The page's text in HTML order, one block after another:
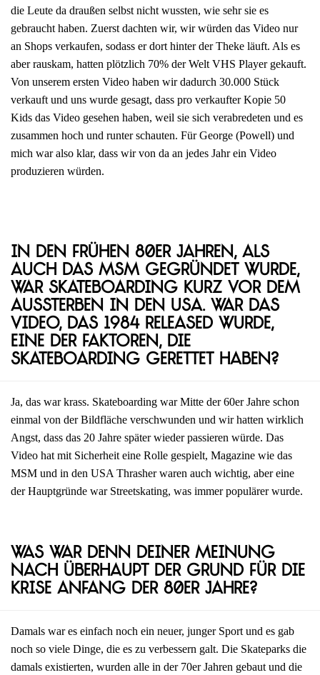
die Leute da draußen selbst nicht wussten, wie sehr sie es
gebraucht haben. Zuerst dachten wir, wir würden das Video nur
an Shops verkaufen, sodass er dort hinter der Theke läuft. Als es
aber rauskam, hatten plötzlich 70% der Welt VHS Player gekauft.
Von unserem ersten Video haben wir dadurch 30.000 Stück
verkauft und uns wurde gesagt, dass pro verkaufter Kopie 50
Kids das Video gesehen haben, weil sie sich verabredeten und es
zusammen hoch und runter schauten. Für George (Powell) und
mich war also klar, dass wir von da an jedes Jahr ein Video
produzieren würden.
In den frühen 80er Jahren, als
auch das MSM gegründet wurde,
war Skateboarding kurz vor dem
Aussterben in den USA. War das
Video, das 1984 released wurde,
eine der Faktoren, die
Skateboarding gerettet haben?
Ja, das war krass. Skateboarding war Mitte der 60er Jahre schon
einmal von der Bildfläche verschwunden und wir hatten wirklich
Angst, dass das 20 Jahre später wieder passieren würde. Das
Video hat mit Sicherheit eine Rolle gespielt, Magazine wie das
MSM und in den USA Thrasher waren auch wichtig, aber eine
der Hauptgründe war Streetskating, was immer populärer wurde.
Was war denn deiner Meinung
nach überhaupt der Grund für die
Krise Anfang der 80er Jahre?
Damals war es einfach noch ein neuer, junger Sport und es gab
noch so viele Dinge, die es zu verbessern galt. Die Skateparks die
damals existierten, wurden alle in der 70er Jahren gebaut und die